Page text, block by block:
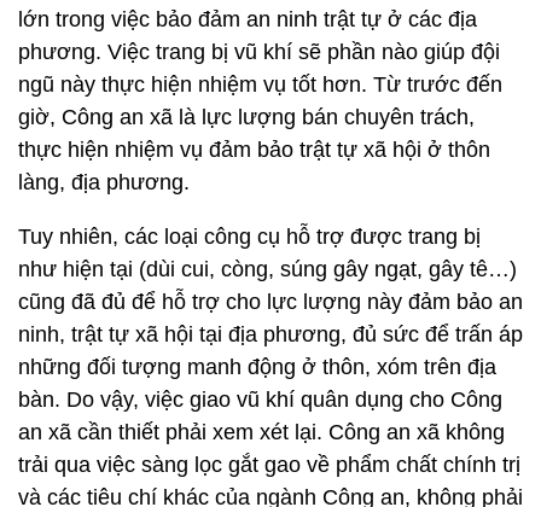
lớn trong việc bảo đảm an ninh trật tự ở các địa
phương. Việc trang bị vũ khí sẽ phần nào giúp đội
ngũ này thực hiện nhiệm vụ tốt hơn. Từ trước đến
giờ, Công an xã là lực lượng bán chuyên trách,
thực hiện nhiệm vụ đảm bảo trật tự xã hội ở thôn
làng, địa phương.
Tuy nhiên, các loại công cụ hỗ trợ được trang bị
như hiện tại (dùi cui, còng, súng gây ngạt, gây tê…)
cũng đã đủ để hỗ trợ cho lực lượng này đảm bảo an
ninh, trật tự xã hội tại địa phương, đủ sức để trấn áp
những đối tượng manh động ở thôn, xóm trên địa
bàn. Do vậy, việc giao vũ khí quân dụng cho Công
an xã cần thiết phải xem xét lại. Công an xã không
trải qua việc sàng lọc gắt gao về phẩm chất chính trị
và các tiêu chí khác của ngành Công an, không phải